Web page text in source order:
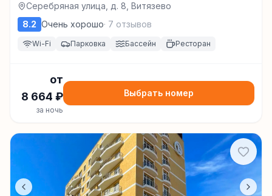
Серебряная улица, д. 8, Витязево
8.2 Очень хорошо· 7 отзывов
Wi-Fi Парковка Бассейн Ресторан
от
8 664 ₽
за ночь
Выбрать номер